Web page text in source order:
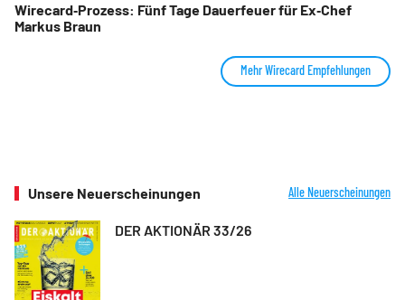
Wirecard‑Prozess: Fünf Tage Dauerfeuer für Ex‑Chef
Markus Braun
Mehr Wirecard Empfehlungen
Unsere Neuerscheinungen Alle Neuerscheinungen
DER AKTIONÄR 33/26